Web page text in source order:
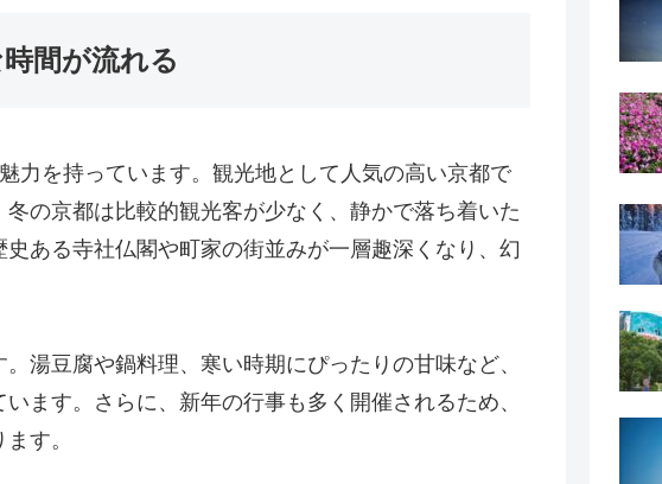
間が流れる
力を持っています。観光地として人気の高い京都で
の京都は比較的観光客が少なく、静かで落ち着いた
ある寺社仏閣や町家の街並みが一層趣深くなり、幻
湯豆腐や鍋料理、寒い時期にぴったりの甘味など、
ます。さらに、新年の行事も多く開催されるため、
す。